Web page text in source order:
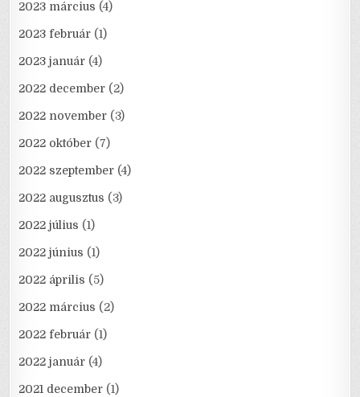
2023 március (4)
2023 február (1)
2023 január (4)
2022 december (2)
2022 november (3)
2022 október (7)
2022 szeptember (4)
2022 augusztus (3)
2022 július (1)
2022 június (1)
2022 április (5)
2022 március (2)
2022 február (1)
2022 január (4)
2021 december (1)